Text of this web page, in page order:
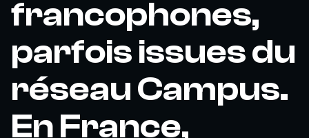
francophones,
parfois issues du
réseau Campus.
En France,